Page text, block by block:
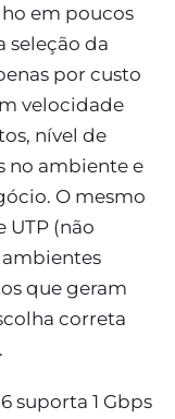
em poucos
seleção da
por custo
velocidade
nível de
no ambiente e
O mesmo
UTP (não
que geram
correta
suporta 1 Gbps